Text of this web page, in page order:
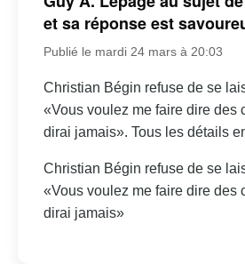
et sa réponse est
Publié le mardi 24 mars à 20:03
Christian Bégin refuse de se
«Vous voulez me faire dire des
dirai jamais». Tous les détails
Christian Bégin refuse de se
«Vous voulez me faire dire des
dirai jamais»